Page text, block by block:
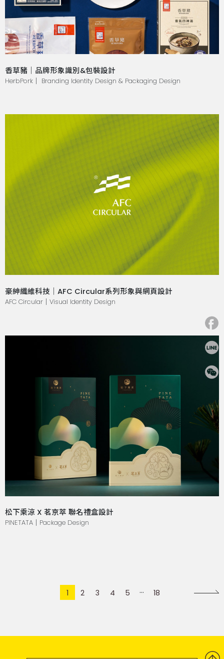
香草豬｜品牌形象識別&包裝設計
HerbPork｜ Branding Identity Design & Packaging Design
豪紳纖維科技｜AFC Circular系列形象與網頁設計
AFC Circular｜Visual Identity Design
松下乘涼 X 茗京萃 聯名禮盒設計
PINETATA｜Package Design
1 2 3 4 5 18